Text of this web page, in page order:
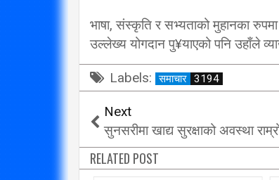
भाषा, संस्कृति र सभ्यताको मुहानका रुपमा
उल्लेख्य योगदान पु¥याएको पनि उहाँले
Labels: समाचार 3194
Next
सुनसरीमा खाद्य सुरक्षाको अवस्था
RELATED POST